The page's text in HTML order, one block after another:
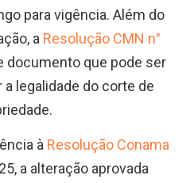
para vigência. Além do
a Resolução CMN n°
documento que pode ser
legalidade do corte de
à Resolução Conama
a alteração aprovada